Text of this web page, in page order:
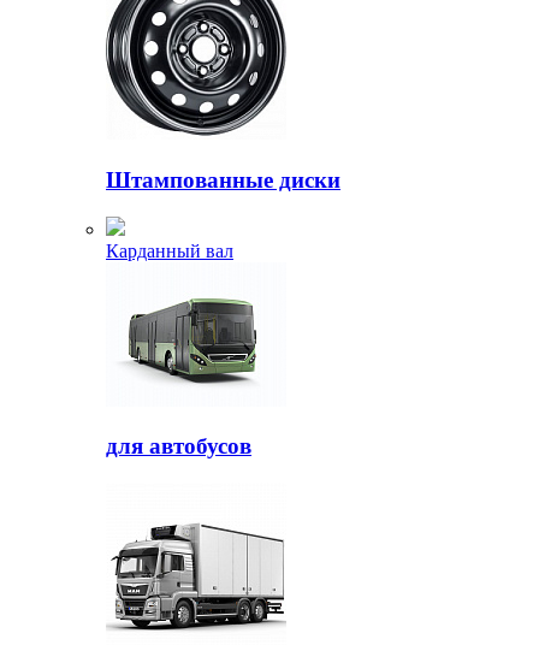
Штампованные диски
Карданный вал
для автобусов